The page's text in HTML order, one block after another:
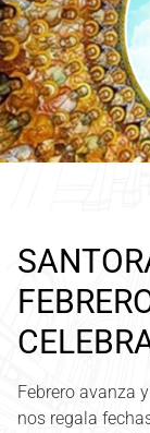
Febrero avanza
nos regala